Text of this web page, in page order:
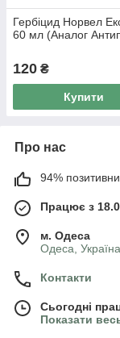
Гербіцид Норвел
60 мл (Аналог
120 ₴
Купити
Про нас
94%
Працює з
м. Одеса
Одеса, Україна
Контакти
Сьогодні
Показати